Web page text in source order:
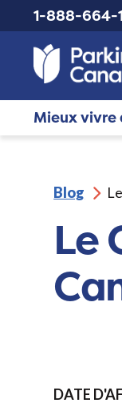
1-888-664-
Mieux vivre
Blog
Le
DATE